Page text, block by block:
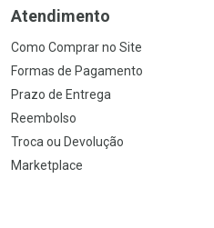
Atendimento
Como Comprar no Site
Formas de Pagamento
Prazo de Entrega
Reembolso
Troca ou Devolução
Marketplace